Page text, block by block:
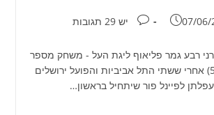
07/06/ תגובות:
יש 29 תגובות
רבע גמר פליאוף ליגת העל - משחק מספר
5 (סדרת הטוב מ-5) אחרי ששתי התל אביביות והפועל ירושלים
לפיינל פור שיתחיל בראשון…